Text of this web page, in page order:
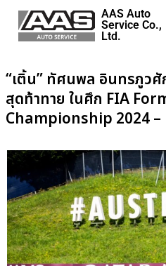
AAS Auto
Service Co.,
Ltd.
“เติ้น” ทัศนพล อินทรภูว
สุดท้าทาย ในศึก FIA
Championship 2024 –